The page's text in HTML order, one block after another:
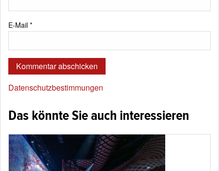
E-Mail *
Datenschutzbestimmungen
Das könnte Sie auch interessieren